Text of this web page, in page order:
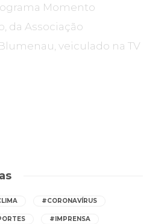
Momento
da Associação
veiculado na TV
#CORONAVÍRUS
#IMPRENSA